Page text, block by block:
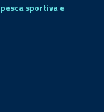
sportiva e